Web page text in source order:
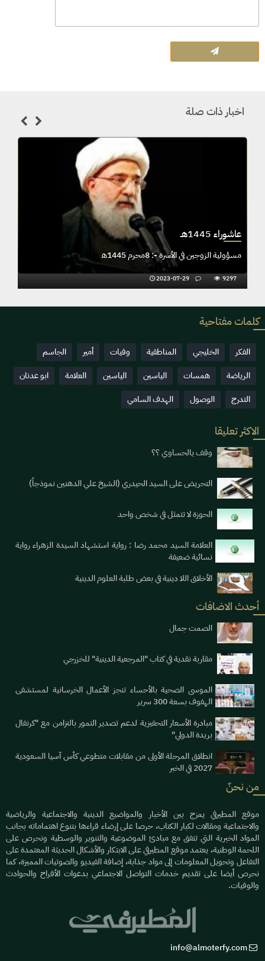
اخبار ذات صلة
عاشوراء 1445هـ
مسؤولية الزوجين في الأسرة -: 8محرم 1445ھ
كلمات مفتاحية
الفكر الخليجي المناطقية وفيات أمير
الجاسم
الرياضة
همسات الياسين الياسين العلامة
ابو عدنان
التدرج
الوصول الهدف السامي
الاكثر تعليقا
وقف يالحساوي ؟؟
التحريض على السيد الحيدري (الشيخ علي الدهنين نموذجاً)
الحوزة لا تتمثل في شخص واحد
العلامة السيد محمد رضا : رواية استشهاد السيدة الزهراء رواية
نسائية ضعيفة
الأخلاق اللا دينية في بعض طلبة العلوم الدينية
أحدث الاضافات
الصمت جمال
مقاربة نقدية في كتاب "المرجعية الدينية" للخزرجي
الموسى الصحية بالأحساء تنجز الأعمال الخرسانية لمستشفى
الهفوف بسعة 300 سرير
مبادرة الأسعار التحفيزية لدعم تصدير التمور بالتزامن مع "كرنفال
بريدة الدولي"
انطلاق المرحلة الأولى من مقابلات متطوعي كأس آسيا السعودية
2027 في الخبر
من نحنٌ
موقع المطيرفي يمزج بين الأخبار والمواضيع الدينية والاجتماعية والرياضية
والاجتماعية ومقالات لكبار الكتاب، حرصا على إرضاء قراءها بتنوع اهتماماته بجانب
المواد الخبرية التي تتفق مع مبادئ الموضوعية والتنوير والوسطية ونحرص على
اللحمة الوطنية، يعتمد موقع المطيرفي على الابتكار والأشكال الحديثة المعتمدة على
التفاعل وتحويل المعلومات إلى مواد جذابة، إضافة الفيديو والصوتيات المميزة، كما
نحرص أيضا على تقديم خدمات التواصل الاجتماعي بدعوات الأفراح والحوادث
والوفيات.
info@almoterfy.com